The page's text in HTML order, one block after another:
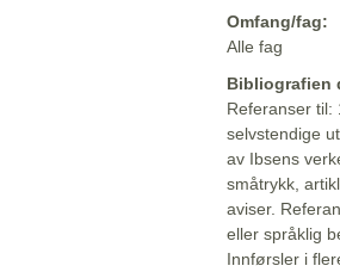
Omfang/fag:
Alle fag
Bibliografien
Referanser til:
selvstendige
av Ibsens
småtrykk,
aviser.
eller språklig
Innførsler i